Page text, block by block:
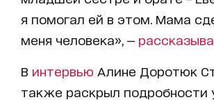
я помогал ей в этом. Мама
меня человека», —
В интервью Алине Доротюк
также раскрыл подробности